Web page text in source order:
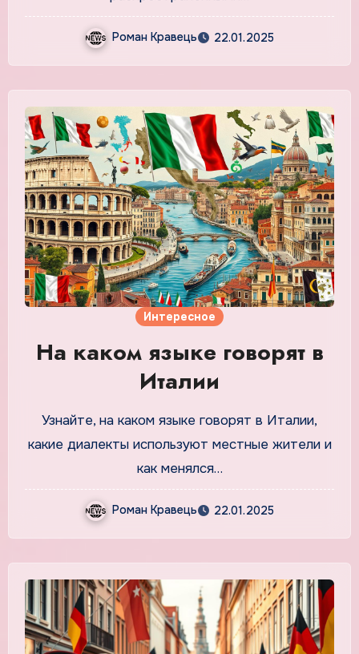
Роман Кравець 22.01.2025
Интересное
На каком языке говорят в
Италии
Узнайте, на каком языке говорят в Италии,
какие диалекты используют местные жители и
как менялся…
Роман Кравець 22.01.2025